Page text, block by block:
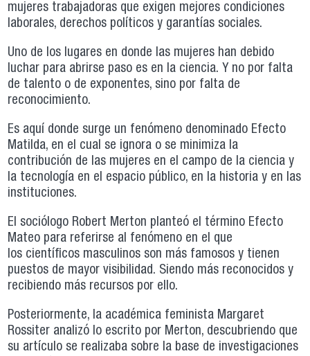
mujeres trabajadoras que exigen mejores condiciones
laborales, derechos políticos y garantías sociales.
Uno de los lugares en donde las mujeres han debido
luchar para abrirse paso es en la ciencia. Y no por falta
de talento o de exponentes, sino por falta de
reconocimiento.
Es aquí donde surge un fenómeno denominado Efecto
Matilda, en el cual se ignora o se minimiza la
contribución de las mujeres en el campo de la ciencia y
la tecnología en el espacio público, en la historia y en las
instituciones.
El sociólogo Robert Merton planteó el término Efecto
Mateo para referirse al fenómeno en el que
los científicos masculinos son más famosos y tienen
puestos de mayor visibilidad. Siendo más reconocidos y
recibiendo más recursos por ello.
Posteriormente, la académica feminista Margaret
Rossiter analizó lo escrito por Merton, descubriendo que
su artículo se realizaba sobre la base de investigaciones